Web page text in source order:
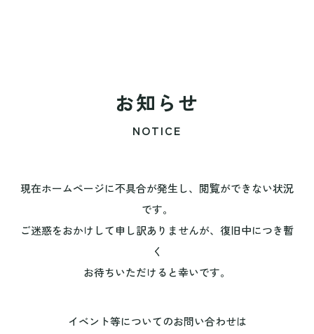
お知らせ
NOTICE
現在ホームページに不具合が発生し、閲覧ができない状況
です。
ご迷惑をおかけして申し訳ありませんが、復旧中につき暫
く
お待ちいただけると幸いです。
イベント等についてのお問い合わせは